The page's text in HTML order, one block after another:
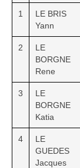
1
LE BRIS
Yann
2
LE
BORGNE
Rene
3
LE
BORGNE
Katia
4
LE
GUEDES
Jacques